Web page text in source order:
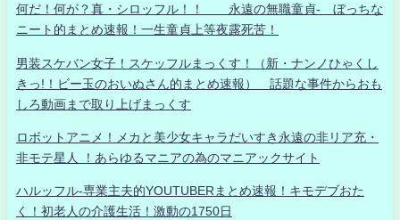
何だ！何が？真・シロッフル！！ 永遠の無職童貞- ぼっちな
ニート的まとめ速報！一生童貞上等夜露死苦！
男装スケバン女子！スケッフルまっくす！（新・ナンノひゃくし
きっ!！ビー玉のおいぬさん的まとめ速報） 話題な事件からおも
しろ動画まで取り上げまっくす
ロボットアニメ！メカと美少女キャラだいすき永遠の非リア充・
非モテ星人 ！あらゆるマニアの為のマニアックサイト
ハルッフル-専業主夫的YOUTUBERまとめ速報！キモデブおた
く！初老人の介護生活！激動の1750日